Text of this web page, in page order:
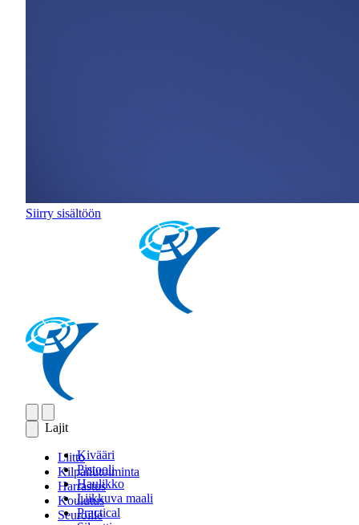
Siirry sisältöön
Lajit
Kivääri
Pistooli
Haulikko
Liikkuva maali
Practical
Liitto
Kilpailutoiminta
Harrastus
Koulutus
Seuroille